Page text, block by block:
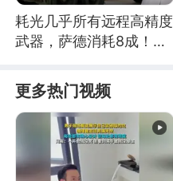
耗光几乎所有远程高精度
武器，萨德消耗8成！美
更多热门视频